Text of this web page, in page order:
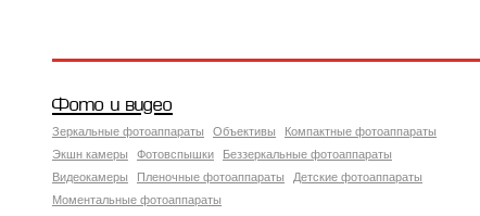
Фото и видео
Зеркальные фотоаппараты Объективы
Компактные фотоаппараты
Экшн камеры
Фотовспышки
Беззеркальные фотоаппараты
Видеокамеры
Пленочные фотоаппараты
Детские фотоаппараты
Моментальные фотоаппараты